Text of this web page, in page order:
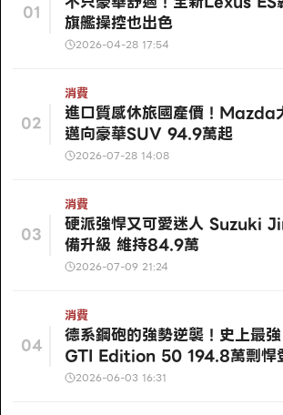
01
旗艦操控也出色
2026-04-28 17:54
02
消費
進口質感休旅國產價！
邁向豪華SUV 94.9萬起
2026-07-28 14:08
03
消費
硬派強悍又可愛迷人 Suzuki
備升級 維持84.9萬
2026-07-09 21:24
04
消費
德系鋼砲的強勢逆襲！史上最
GTI Edition 50 194.8萬剽悍
2026-06-03 16:31